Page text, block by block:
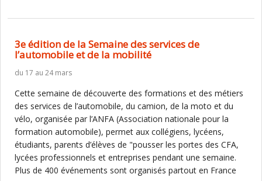
3e édition de la Semaine des services de
l’automobile et de la mobilité
du 17 au 24 mars
Cette semaine de découverte des formations et des métiers
des services de l’automobile, du camion, de la moto et du
vélo, organisée par l’ANFA (Association nationale pour la
formation automobile), permet aux collégiens, lycéens,
étudiants, parents d’élèves de "pousser les portes des CFA,
lycées professionnels et entreprises pendant une semaine.
Plus de 400 événements sont organisés partout en France